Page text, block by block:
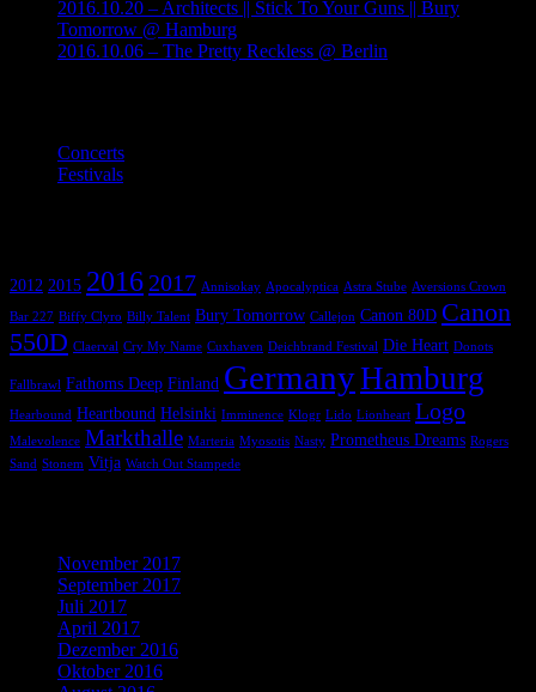
2016.10.20 – Architects || Stick To Your Guns || Bury
Tomorrow @ Hamburg
2016.10.06 – The Pretty Reckless @ Berlin
Concerts
Festivals
2012 2015 2016 2017 Annisokay Apocalyptica Astra Stube Aversions Crown
Bar 227 Biffy Clyro Billy Talent Bury Tomorrow Callejon Canon 80D Canon
550D Claerval Cry My Name Cuxhaven Deichbrand Festival Die Heart Donots
Fallbrawl Fathoms Deep Finland GermanyHamburg
Hearbound Heartbound Helsinki Imminence Klogr Lido Lionheart Logo
Malevolence Markthalle Marteria Myosotis Nasty Prometheus Dreams Rogers
Sand Stonem Vitja Watch Out Stampede
November 2017
September 2017
Juli 2017
April 2017
Dezember 2016
Oktober 2016